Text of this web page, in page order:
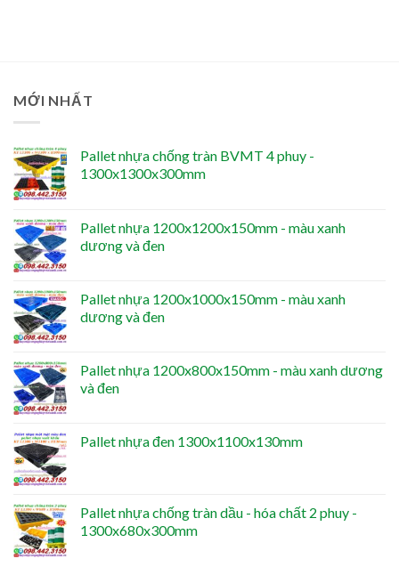
MỚI NHẤT
Pallet nhựa chống tràn BVMT 4 phuy -
1300x1300x300mm
Pallet nhựa 1200x1200x150mm - màu xanh
dương và đen
Pallet nhựa 1200x1000x150mm - màu xanh
dương và đen
Pallet nhựa 1200x800x150mm - màu xanh dương
và đen
Pallet nhựa đen 1300x1100x130mm
Pallet nhựa chống tràn dầu - hóa chất 2 phuy -
1300x680x300mm